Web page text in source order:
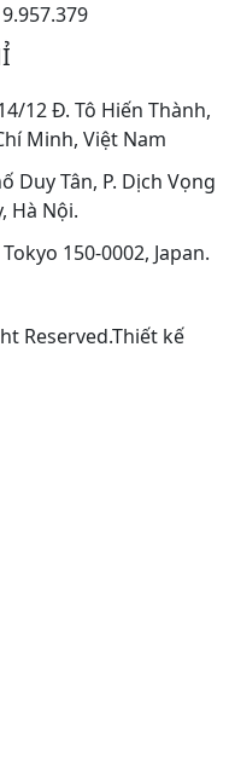
12 Đ. Tô Hiến Thành,
Minh, Việt Nam
Duy Tân, P. Dịch Vọng
Hà Nội.
150-0002, Japan.
Reserved.Thiết kế